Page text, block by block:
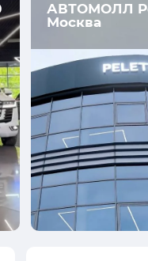
АВТОМОЛЛ
Москва